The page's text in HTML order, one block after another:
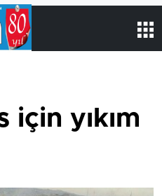
için yıkım